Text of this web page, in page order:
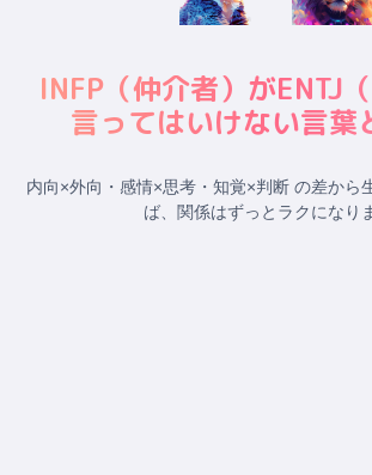
INFP （仲介者）がENTJ （
言ってはいけない言葉
内向×外向・感情×思考・知覚×判断 の差から
ば、関係はずっとラクになり